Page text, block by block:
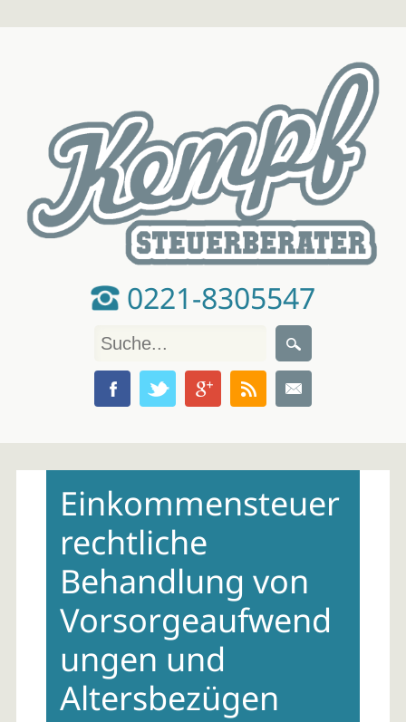
0221-8305547
contentEinkommensteuer
rechtliche
Behandlung von
Vorsorgeaufwend
ungen und
Altersbezügen